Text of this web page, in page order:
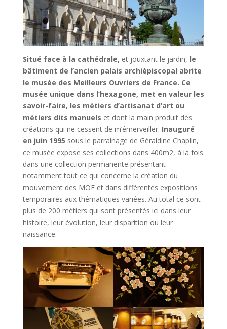
Situé face à la cathédrale, et jouxtant le jardin, le
bâtiment de l’ancien palais archiépiscopal abrite
le musée des Meilleurs Ouvriers de France. Ce
musée unique dans l’hexagone, met en valeur les
savoir-faire, les métiers d’artisanat d’art ou
métiers dits manuels et dont la main produit des
créations qui ne cessent de m’émerveiller. Inauguré
en juin 1995 sous le parrainage de Géraldine Chaplin,
ce musée expose ses collections dans 400m2, à la fois
dans une collection permanente présentant
notamment tout ce qui concerne la création du
mouvement des MOF et dans différentes expositions
temporaires aux thématiques variées. Au total ce sont
plus de 200 métiers qui sont présentés ici dans leur
histoire, leur évolution, leur disparition ou leur
naissance.